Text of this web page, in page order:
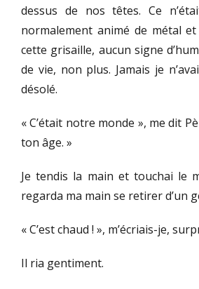
dessus de nos têtes. Ce
normalement animé de métal
cette grisaille, aucun signe
de vie, non plus. Jamais je
désolé.
« C’était notre monde », me dit
ton âge. »
Je tendis la main et touchai le
regarda ma main se retirer d’un
« C’est chaud ! », m’écriais-je,
Il ria gentiment.